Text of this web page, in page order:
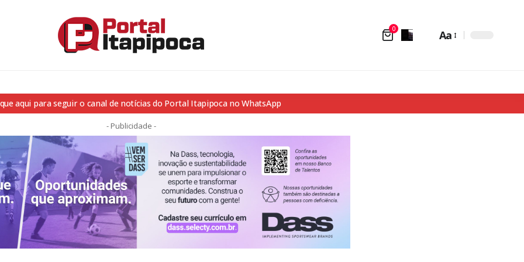
0 Aa
aqui para seguir o canal de notícias do Portal Itapipoca no WhatsApp
- Publicidade -